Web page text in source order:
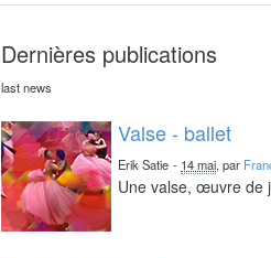
Dernières publications
last news
Valse - ballet
Erik Satie - 14 mai, par
Une valse, œuvre de